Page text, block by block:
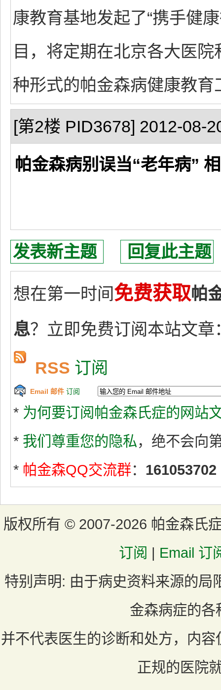
康教育基地发起了“携手健
目，将定期在北京各大医
种形式的帕金森病健康教育
[第2楼 PID3678] 2012-08-
帕金森病别误当“老年病”
发表新主题 回复此主题
想在第一时间免费获取帕
息？立即免费订阅本站文章
RSS 订阅
Email 邮件 订阅
* 为何要订阅帕金森氏症的网站
* 我们尊重您的隐私，绝不会向
* 帕金森QQ交流群： 161053702
版权所有 © 2007-2026 帕金森氏
订阅 | Email 订
特别声明: 由于病史资料来源的局
金森病症的各
并不代表医生的诊断和处方，内
正规的医院